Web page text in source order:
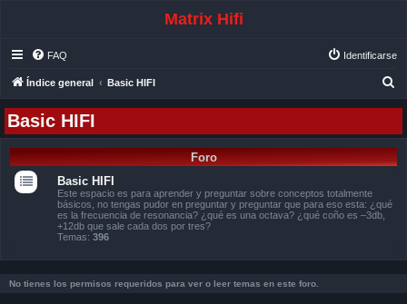
Matrix Hifi
FAQ Identificarse
Índice general Basic HIFI
c
a
Basic HIFI
Foro
Basic HIFI
Este espacio es para aprender y preguntar sobre conceptos totalmente
básicos, no tengas pudor en preguntar y preguntar que para eso esta: ¿qué
es la frecuencia de resonancia? ¿qué es una octava? ¿qué coño es –3db,
+12db que sale cada dos por tres?
Temas: 396
No tienes los permisos requeridos para ver o leer temas en este foro.